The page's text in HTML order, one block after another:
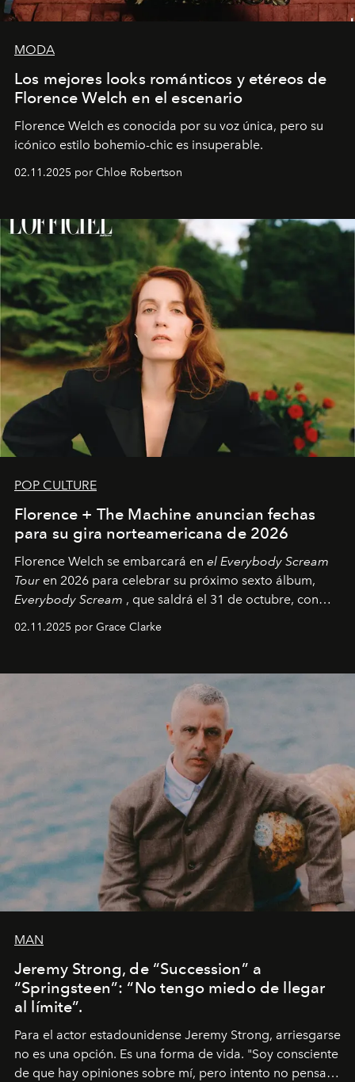
MODA
Los mejores looks románticos y etéreos de
Florence Welch en el escenario
Florence Welch es conocida por su voz única, pero su
icónico estilo bohemio-chic es insuperable.
02.11.2025 por Chloe Robertson
POP CULTURE
Florence + The Machine anuncian fechas
para su gira norteamericana de 2026
Florence Welch se embarcará en el Everybody Scream
Tour en 2026 para celebrar su próximo sexto álbum,
Everybody Scream , que saldrá el 31 de octubre, con
fechas en Norteamérica a partir de abril del próximo
02.11.2025 por Grace Clarke
MAN
Jeremy Strong, de “Succession” a
“Springsteen”: “No tengo miedo de llegar
al límite”.
Para el actor estadounidense Jeremy Strong, arriesgarse
no es una opción. Es una forma de vida. "Soy consciente
de que hay opiniones sobre mí, pero intento no pensar